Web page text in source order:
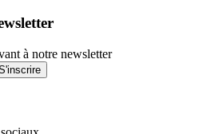
à notre newsletter